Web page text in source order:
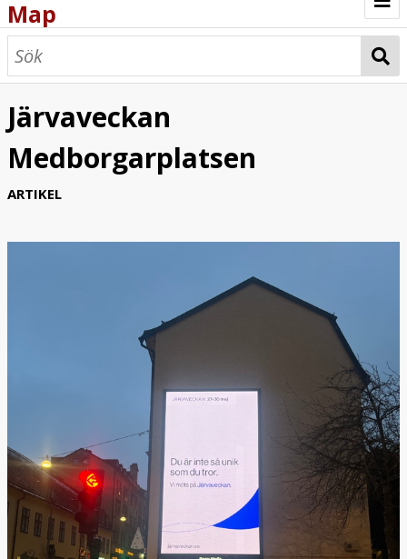
Map
Browse
Map
Järvaveckan
Medborgarplatsen
ARTIKEL